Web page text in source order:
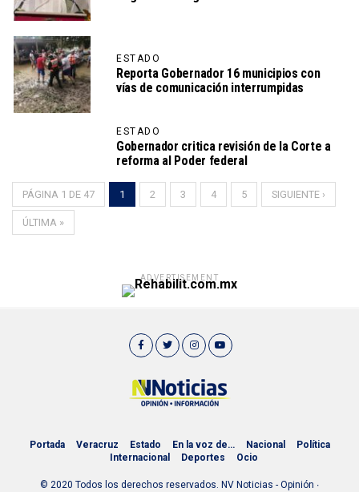
ESTADO
Reporta Gobernador 16 municipios con
vías de comunicación interrumpidas
ESTADO
Gobernador critica revisión de la Corte a
reforma al Poder federal
PÁGINA 1 DE 47 1 2 3 4 5 SIGUIENTE ›
ÚLTIMA »
ADVERTISEMENT
Portada Veracruz Estado En la voz de… Nacional
Política
Internacional
Deportes Ocio
© 2020 Todos los derechos reservados. NV Noticias - Opinión ∙